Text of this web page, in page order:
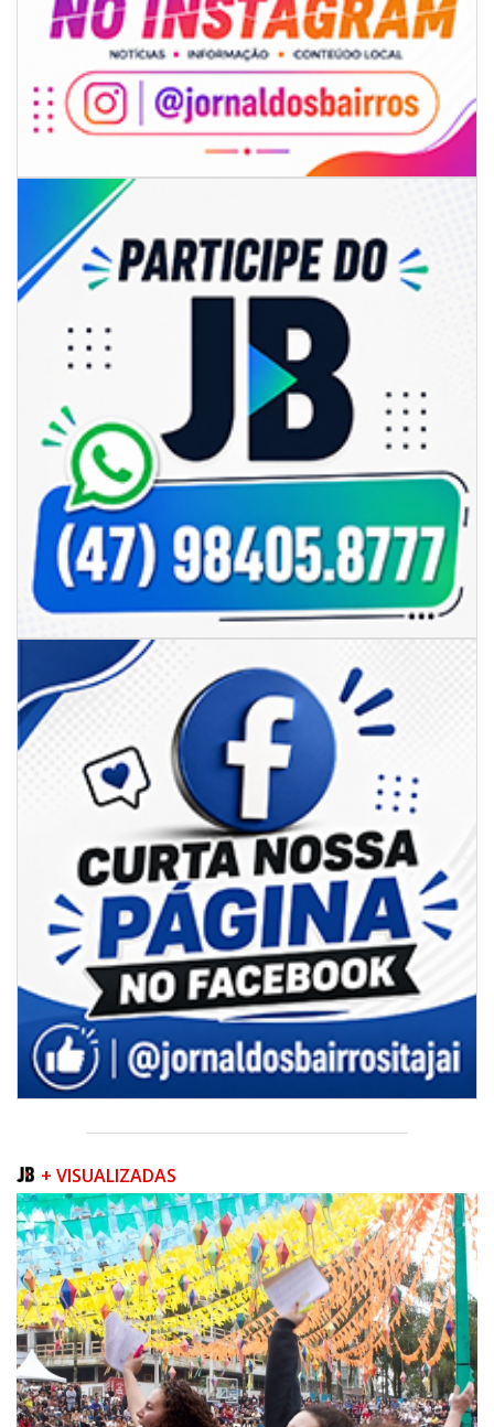
05/08/2026 | 07:00
Rede Municipal de Ensino inicia entrega de novos uniformes para
merendeiras
GERAL
05/08/2026 | 07:00
Sorveteria do Norte de SC expande e abre primeira unidade em
Florianópolis
GERAL
05/08/2026 | 07:00
Queda na geração europeia ocorre enquanto inteligência artificial, data
centers e carros elétricos elevam a demanda e colocam o
armazenamento no centro do debate energético
NAVEGANTES
+ VISUALIZADAS